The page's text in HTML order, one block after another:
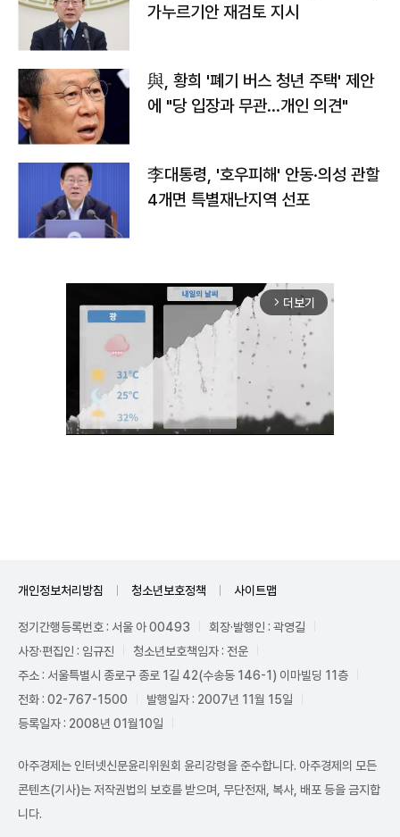
가누르기안 재검토 지시
與, 황희 '폐기 버스 청년 주택' 제안
에 "당 입장과 무관…개인 의견"
李대통령, '호우피해' 안동·의성 관할
4개면 특별재난지역 선포
arrow_forward_ios 더보기
개인정보처리방침 청소년보호정책 사이트맵
정기간행등록번호 : 서울 아 00493
회장·발행인 : 곽영길
사장·편집인 : 임규진
청소년보호책임자 : 전운
주소 : 서울특별시 종로구 종로 1길 42(수송동 146-1) 이마빌딩 11층
전화 : 02-767-1500
발행일자 : 2007년 11월 15일
등록일자 : 2008년 01월10일
아주경제는 인터넷신문윤리위원회 윤리강령을 준수합니다. 아주경제의 모든
콘텐츠(기사)는 저작권법의 보호를 받으며, 무단전재, 복사, 배포 등을 금지합
니다.